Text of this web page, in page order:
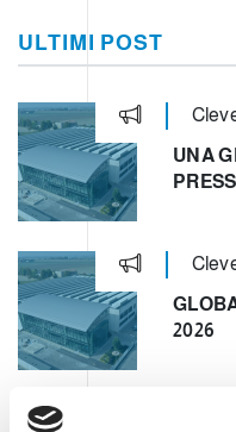
ULTIMI POST
UNA
2026